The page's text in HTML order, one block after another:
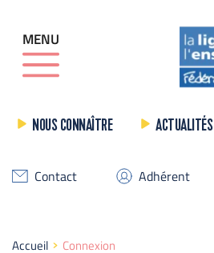
MENU
NOUS CONNAÎTRE ACTUALITÉS
Contact Adhérent
Accueil Connexion